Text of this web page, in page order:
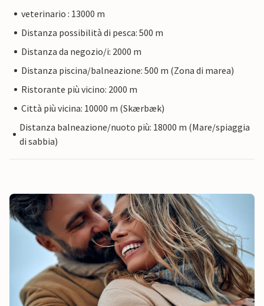
veterinario : 13000 m
Distanza possibilità di pesca: 500 m
Distanza da negozio/i: 2000 m
Distanza piscina/balneazione: 500 m (Zona di marea)
Ristorante più vicino: 2000 m
Città più vicina: 10000 m (Skærbæk)
Distanza balneazione/nuoto più: 18000 m (Mare/spiaggia
di sabbia)